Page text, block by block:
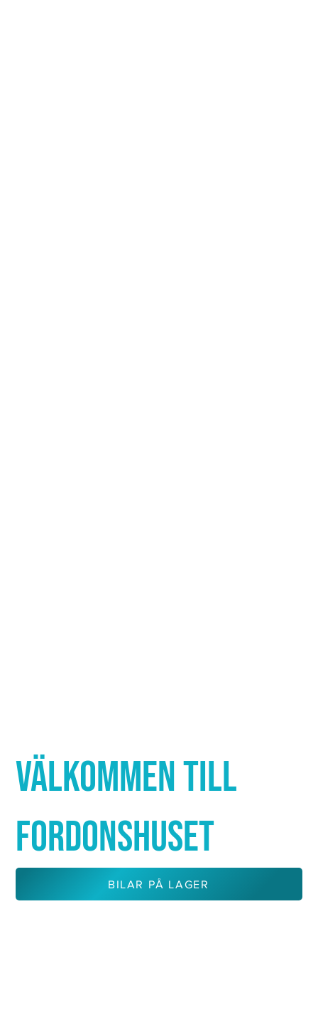
VÄLKOMMEN TILL
FORDONSHUSET
BILAR PÅ LAGER